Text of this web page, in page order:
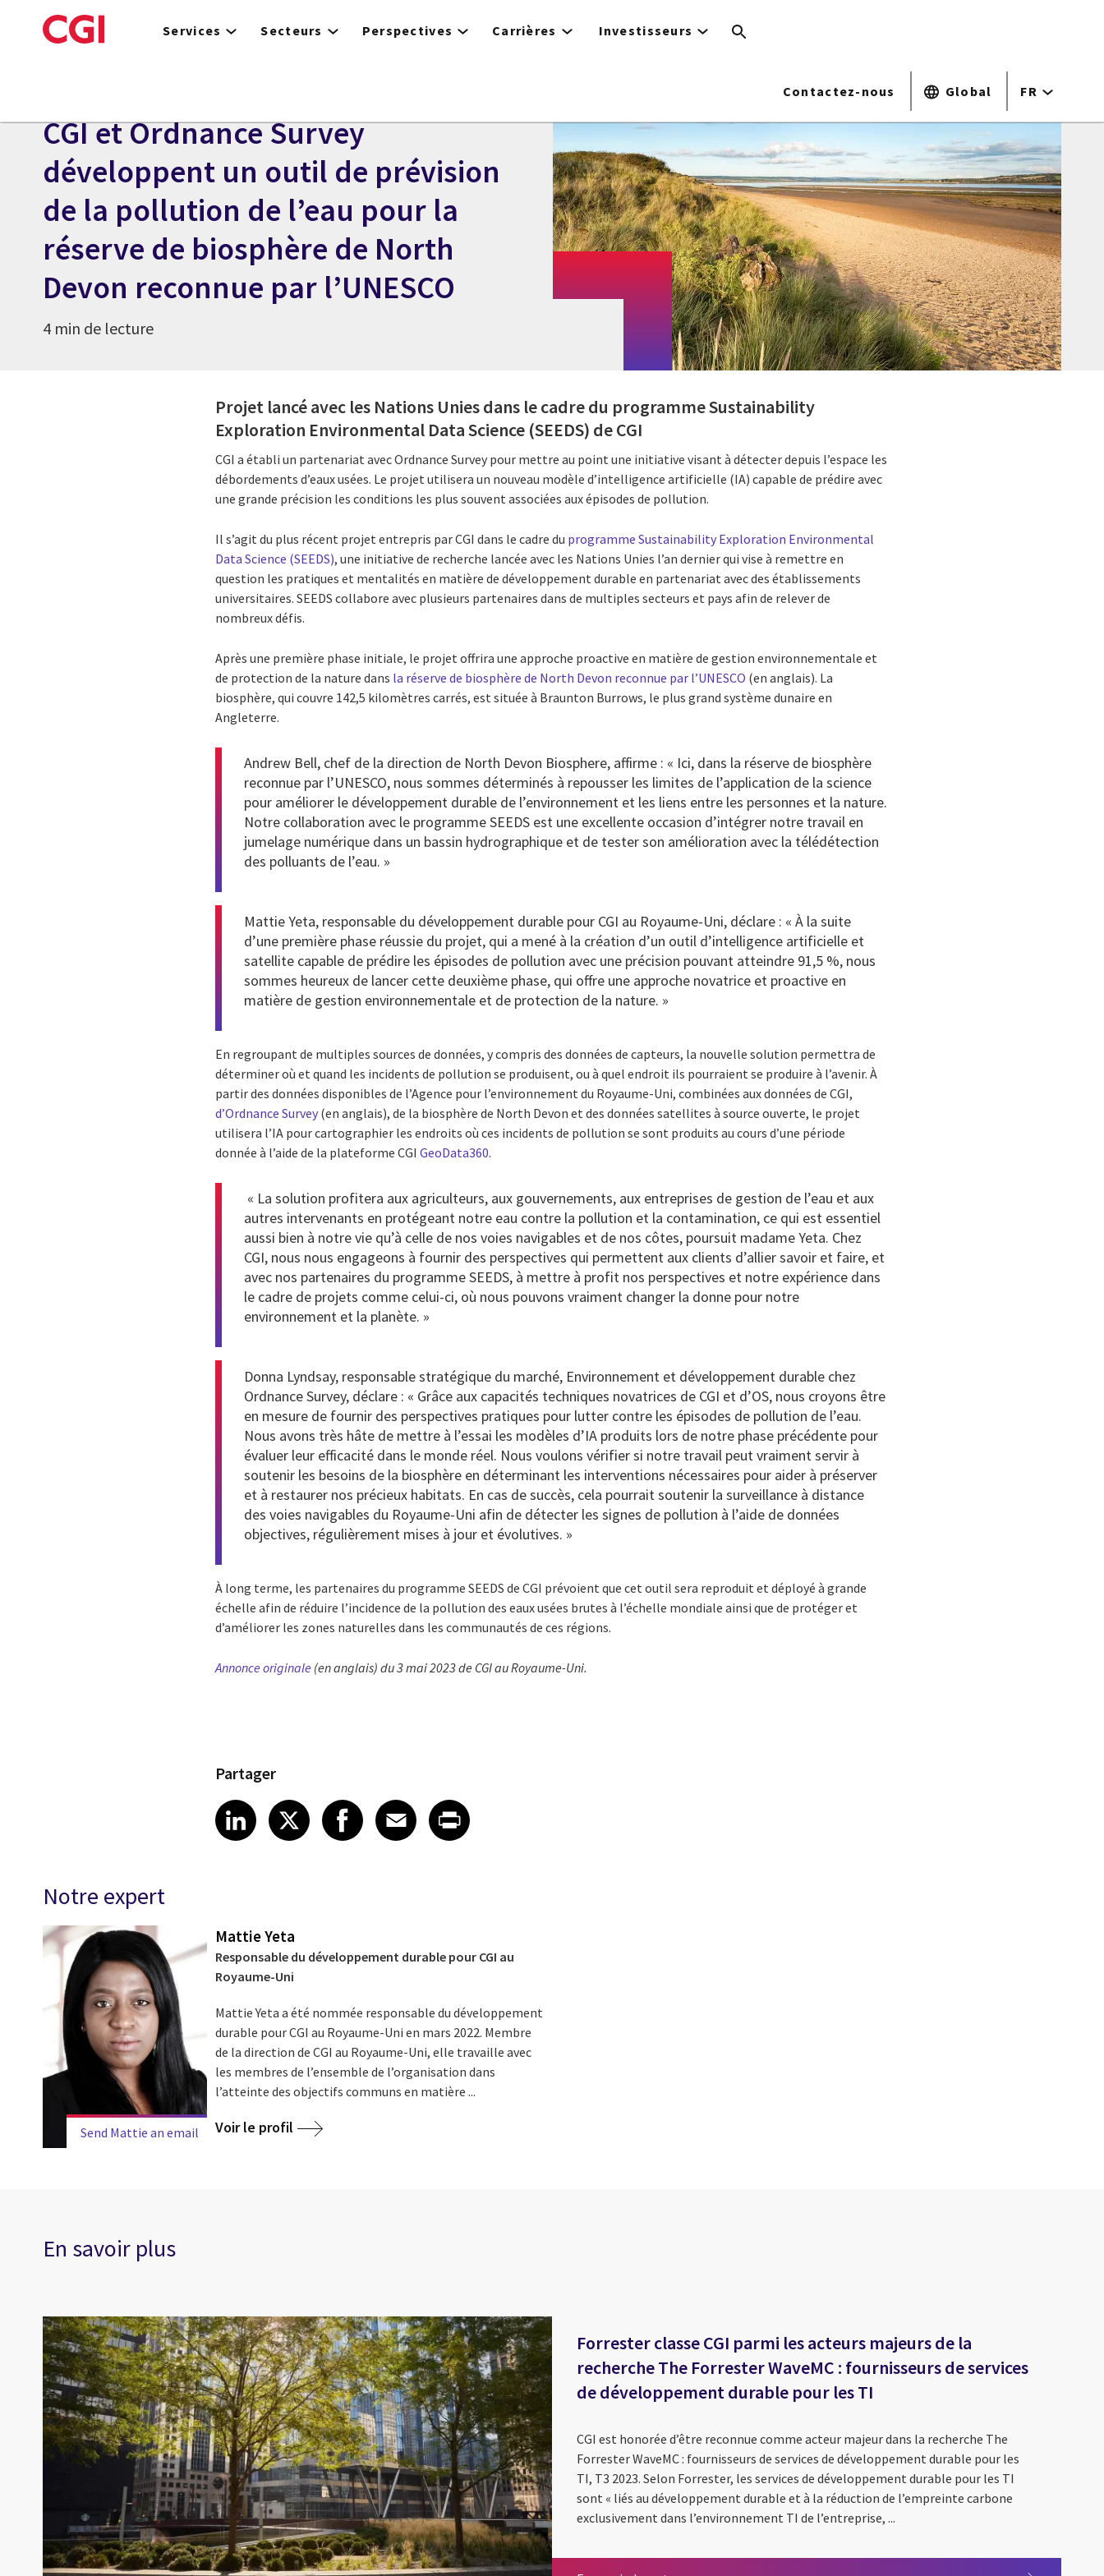
to
Services Secteurs Perspectives Carrières Investisseurs
Contactez-nous Global FR
CGI et Ordnance Survey
développent un outil de prévision
de la pollution de l’eau pour la
réserve de biosphère de North
Devon reconnue par l’UNESCO
4 min de lecture
Projet lancé avec les Nations Unies dans le cadre du programme Sustainability
Exploration Environmental Data Science (SEEDS) de CGI
CGI a établi un partenariat avec Ordnance Survey pour mettre au point une initiative visant à détecter depuis l’espace les
débordements d’eaux usées. Le projet utilisera un nouveau modèle d’intelligence artificielle (IA) capable de prédire avec
une grande précision les conditions les plus souvent associées aux épisodes de pollution.
Il s’agit du plus récent projet entrepris par CGI dans le cadre du programme Sustainability Exploration Environmental
Data Science (SEEDS), une initiative de recherche lancée avec les Nations Unies l’an dernier qui vise à remettre en
question les pratiques et mentalités en matière de développement durable en partenariat avec des établissements
universitaires. SEEDS collabore avec plusieurs partenaires dans de multiples secteurs et pays afin de relever de
nombreux défis.
Après une première phase initiale, le projet offrira une approche proactive en matière de gestion environnementale et
de protection de la nature dans la réserve de biosphère de North Devon reconnue par l’UNESCO (en anglais). La
biosphère, qui couvre 142,5 kilomètres carrés, est située à Braunton Burrows, le plus grand système dunaire en
Angleterre.
Andrew Bell, chef de la direction de North Devon Biosphere, affirme : « Ici, dans la réserve de biosphère
reconnue par l’UNESCO, nous sommes déterminés à repousser les limites de l’application de la science
pour améliorer le développement durable de l’environnement et les liens entre les personnes et la nature.
Notre collaboration avec le programme SEEDS est une excellente occasion d’intégrer notre travail en
jumelage numérique dans un bassin hydrographique et de tester son amélioration avec la télédétection
des polluants de l’eau. »
Mattie Yeta, responsable du développement durable pour CGI au Royaume-Uni, déclare : « À la suite
d’une première phase réussie du projet, qui a mené à la création d’un outil d’intelligence artificielle et
satellite capable de prédire les épisodes de pollution avec une précision pouvant atteindre 91,5 %, nous
sommes heureux de lancer cette deuxième phase, qui offre une approche novatrice et proactive en
matière de gestion environnementale et de protection de la nature. »
En regroupant de multiples sources de données, y compris des données de capteurs, la nouvelle solution permettra de
déterminer où et quand les incidents de pollution se produisent, ou à quel endroit ils pourraient se produire à l’avenir. À
partir des données disponibles de l’Agence pour l’environnement du Royaume-Uni, combinées aux données de CGI,
d’Ordnance Survey (en anglais), de la biosphère de North Devon et des données satellites à source ouverte, le projet
utilisera l’IA pour cartographier les endroits où ces incidents de pollution se sont produits au cours d’une période
donnée à l’aide de la plateforme CGIGeoData360.
« La solution profitera aux agriculteurs, aux gouvernements, aux entreprises de gestion de l’eau et aux
autres intervenants en protégeant notre eau contre la pollution et la contamination, ce qui est essentiel
aussi bien à notre vie qu’à celle de nos voies navigables et de nos côtes, poursuit madame Yeta. Chez
CGI, nous nous engageons à fournir des perspectives qui permettent aux clients d’allier savoir et faire, et
avec nos partenaires du programme SEEDS, à mettre à profit nos perspectives et notre expérience dans
le cadre de projets comme celui-ci, où nous pouvons vraiment changer la donne pour notre
environnement et la planète. »
Donna Lyndsay, responsable stratégique du marché, Environnement et développement durable chez
Ordnance Survey, déclare : « Grâce aux capacités techniques novatrices de CGI et d’OS, nous croyons être
en mesure de fournir des perspectives pratiques pour lutter contre les épisodes de pollution de l’eau.
Nous avons très hâte de mettre à l’essai les modèles d’IA produits lors de notre phase précédente pour
évaluer leur efficacité dans le monde réel. Nous voulons vérifier si notre travail peut vraiment servir à
soutenir les besoins de la biosphère en déterminant les interventions nécessaires pour aider à préserver
et à restaurer nos précieux habitats. En cas de succès, cela pourrait soutenir la surveillance à distance
des voies navigables du Royaume-Uni afin de détecter les signes de pollution à l’aide de données
objectives, régulièrement mises à jour et évolutives. »
À long terme, les partenaires du programme SEEDS de CGI prévoient que cet outil sera reproduit et déployé à grande
échelle afin de réduire l’incidence de la pollution des eaux usées brutes à l’échelle mondiale ainsi que de protéger et
d’améliorer les zones naturelles dans les communautés de ces régions.
Annonce originale (en anglais) du 3 mai 2023 de CGI au Royaume-Uni.
Partager
Share article on LinkedIn
LinkedIn
Share article on X
XShare article on Facebook
Facebook
Share article on Email
Email
Share article on Print
Notre expert
Send Mattie an email
Mattie Yeta
Responsable du développement durable pour CGI au
Royaume-Uni
Mattie Yeta a été nommée responsable du développement
durable pour CGI au Royaume-Uni en mars 2022. Membre
de la direction de CGI au Royaume-Uni, elle travaille avec
les membres de l’ensemble de l’organisation dans
l’atteinte des objectifs communs en matière ...
Voir le profil
En savoir plus
Forrester classe CGI parmi les acteurs majeurs de la
recherche The Forrester WaveMC : fournisseurs de services
de développement durable pour les TI
CGI est honorée d’être reconnue comme acteur majeur dans la recherche The
Forrester WaveMC : fournisseurs de services de développement durable pour les
TI, T3 2023. Selon Forrester, les services de développement durable pour les TI
sont « liés au développement durable et à la réduction de l’empreinte carbone
exclusivement dans l’environnement TI de l’entreprise, ...